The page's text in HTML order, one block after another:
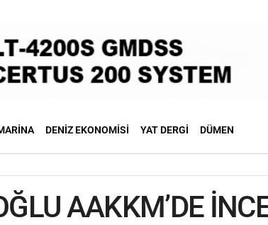
DENIZ EKONOMISI YAT DERGI DÜMEN
AAKKM’DE